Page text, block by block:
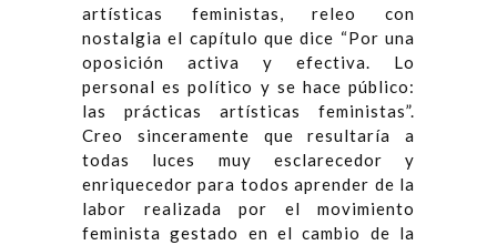
artísticas feministas, releo con
nostalgia el capítulo que dice “Por una
oposición activa y efectiva. Lo
personal es político y se hace público:
las prácticas artísticas feministas”.
Creo sinceramente que resultaría a
todas luces muy esclarecedor y
enriquecedor para todos aprender de la
labor realizada por el movimiento
feminista gestado en el cambio de la